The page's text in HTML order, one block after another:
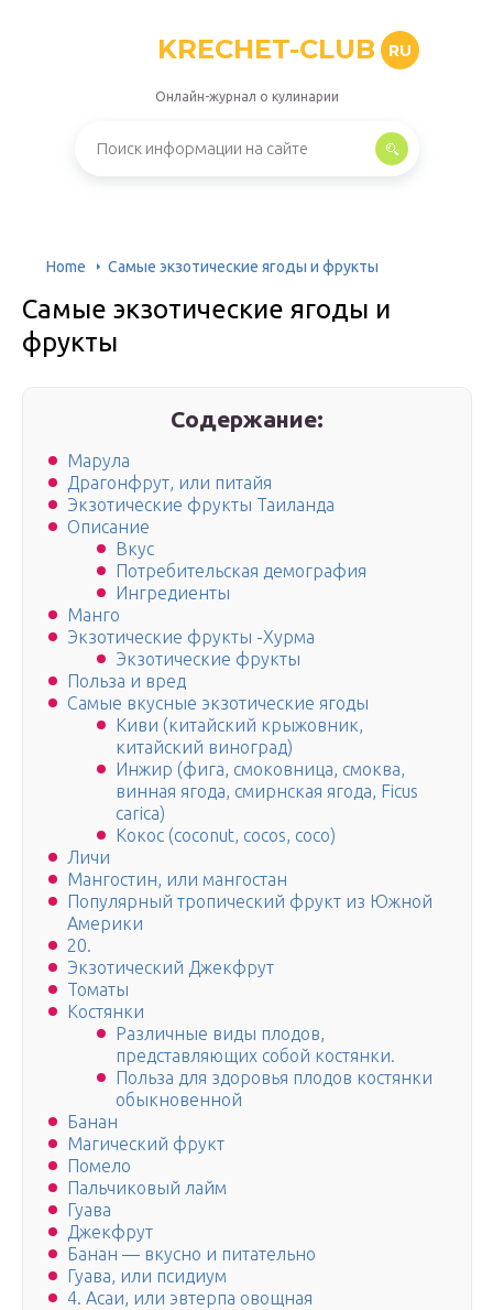
KRECHET-CLUB RU
Онлайн-журнал о кулинарии
Home Самые экзотические ягоды и фрукты
Самые экзотические ягоды и
фрукты
Содержание:
Марула
Драгонфрут, или питайя
Экзотические фрукты Таиланда
Описание
Вкус
Потребительская демография
Ингредиенты
Манго
Экзотические фрукты -Хурма
Экзотические фрукты
Польза и вред
Самые вкусные экзотические ягоды
Киви (китайский крыжовник,
китайский виноград)
Инжир (фига, смоковница, смоква,
винная ягода, смирнская ягода, Ficus
carica)
Кокос (coconut, cocos, coco)
Личи
Мангостин, или мангостан
Популярный тропический фрукт из Южной
Америки
20.
Экзотический Джекфрут
Томаты
Костянки
Различные виды плодов,
представляющих собой костянки.
Польза для здоровья плодов костянки
обыкновенной
Банан
Магический фрукт
Помело
Пальчиковый лайм
Гуава
Джекфрут
Банан — вкусно и питательно
Гуава, или псидиум
4. Асаи, или эвтерпа овощная